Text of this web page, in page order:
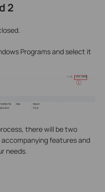
2
Programs and select it
there will be two
features and
needs.